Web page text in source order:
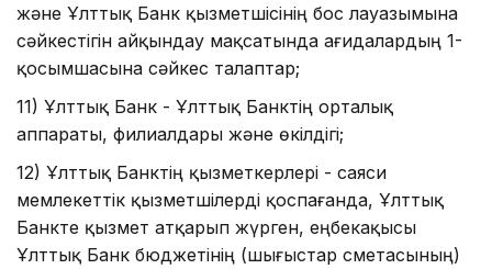
және Ұлттық Банк қызметшісінің бос лауазымына
сәйкестігін айқындау мақсатында Қағидалардың 1-
қосымшасына сәйкес талаптар;
11) Ұлттық Банк - Ұлттық Банктің орталық
аппараты, филиалдары және өкілдігі;
12) Ұлттық Банктің қызметкерлері - саяси
мемлекеттік қызметшілерді қоспағанда, Ұлттық
Банкте қызмет атқарып жүрген, еңбекақысы
Ұлттық Банк бюджетінің (шығыстар сметасының)